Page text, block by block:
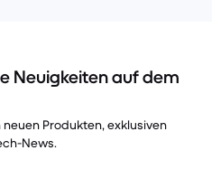
Neuigkeiten auf dem
Produkten, exklusiven
News.